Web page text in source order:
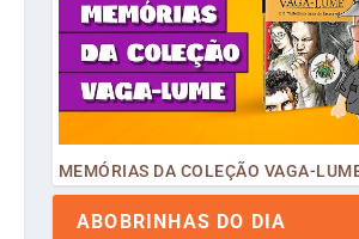
ABOBRINHAS DO DIA